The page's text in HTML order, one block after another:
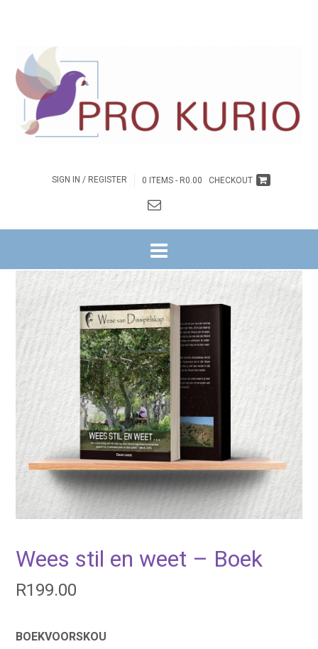
SIGN IN / REGISTER 0 ITEMS - R0.00 CHECKOUT
Wees stil en weet – Boek
R199.00
BOEKVOORSKOU